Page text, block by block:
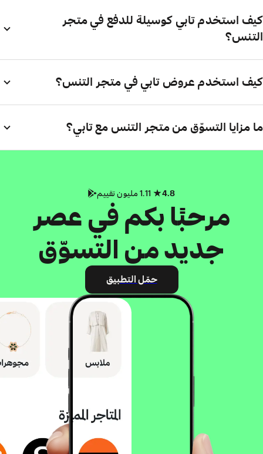
كيف استخدم تابي كوسيلة للدفع في متجر
التنس؟
كيف استخدم عروض تابي في متجر التنس؟
ما مزايا التسوّق من متجر التنس مع تابي؟
4.8
مرحبًا بكم في عصر
جديد من التسوّق
حمّل التطبيق